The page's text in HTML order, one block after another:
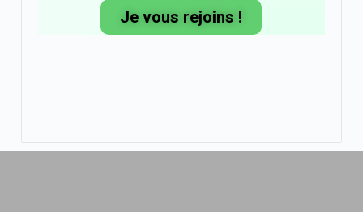
Je vous rejoins !